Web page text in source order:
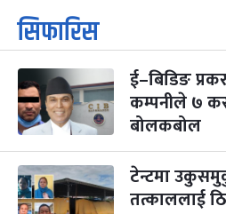
१
आइत
कार्तिक सङ्क्रान्ति
कार्तिक १, २०८३
३
मंगल
महानवमी
कार्तिक ३, २०८३-Oct 20, 2026
४ विजयादशमी
५ पापा‌ङ्कुशा एकादशी व्रत
सिफारिस
ई–बिडिङ
कम्पनीले ७
बोलकबोल
टेन्टमा
तत्काललाई